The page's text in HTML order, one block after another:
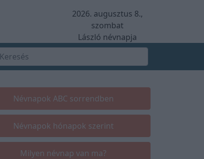
2026. augusztus 8.,
szombat
László névnapja
Névnapok ABC sorrendben
Névnapok hónapok szerint
Milyen névnap van ma?